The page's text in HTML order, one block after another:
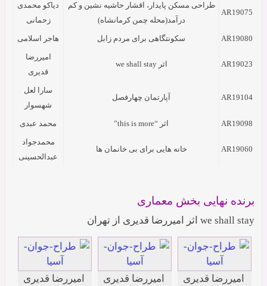
AR19075
طراحی مسکن پایدار، اقشار حاشیه نشین و کم
درآمد(محله چمن کرمانشاه)
دیاکو محمدی
زحمانی
AR19080 سکونتگاهی برای مردم زابل هاجر اسلامی
AR19023 اثر we shall stay
امیررضا
قدیری
AR19104 آپارتمان چهارفصل
سارا لعل
شهسوار
AR19098 اثر “this is more” محمد عبدی
AR19060 خانه هایی برای بی خانمان ها
محمدجواد
عبدالحسینی
برنده نهایی بخش معماری
we shall stay اثر امیررضا قدیری از تهران
امیررضا قدیری امیررضا قدیری امیررضا قدیری